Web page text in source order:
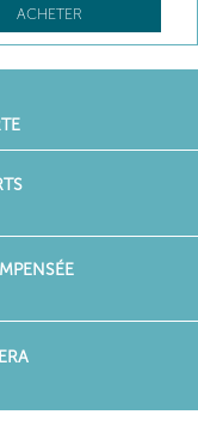
ACHETER